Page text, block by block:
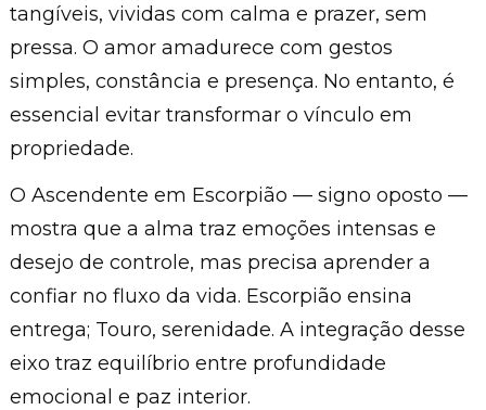
tangíveis, vividas com calma e prazer, sem
pressa. O amor amadurece com gestos
simples, constância e presença. No entanto, é
essencial evitar transformar o vínculo em
propriedade.
O Ascendente em Escorpião — signo oposto —
mostra que a alma traz emoções intensas e
desejo de controle, mas precisa aprender a
confiar no fluxo da vida. Escorpião ensina
entrega; Touro, serenidade. A integração desse
eixo traz equilíbrio entre profundidade
emocional e paz interior.